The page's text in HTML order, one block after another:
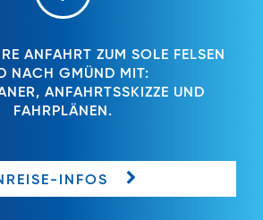
ANFAHRT ZUM SOLE FELSEN
NACH GMÜND MIT:
ANFAHRTSSKIZZE UND
FAHRPLÄNEN.
INFOS